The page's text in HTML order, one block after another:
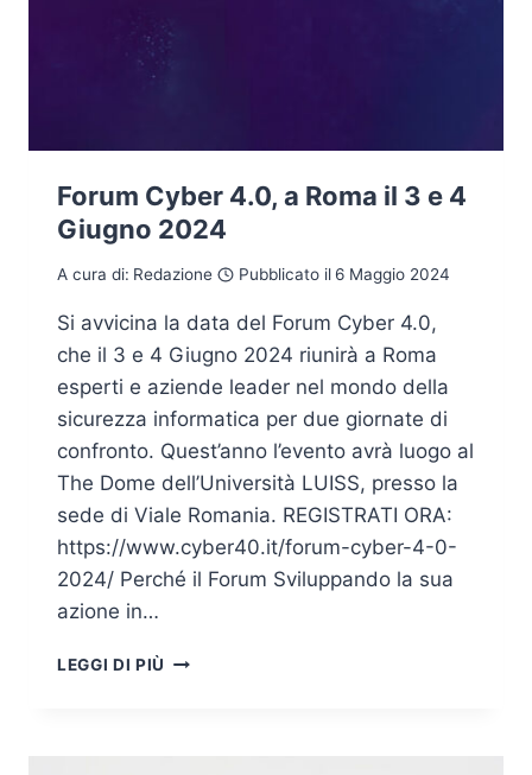
Forum Cyber 4.0, a Roma il 3 e 4
Giugno 2024
A cura di: Redazione Pubblicato il 6 Maggio 2024
Si avvicina la data del Forum Cyber 4.0,
che il 3 e 4 Giugno 2024 riunirà a Roma
esperti e aziende leader nel mondo della
sicurezza informatica per due giornate di
confronto. Quest’anno l’evento avrà luogo al
The Dome dell’Università LUISS, presso la
sede di Viale Romania. REGISTRATI ORA:
https://www.cyber40.it/forum-cyber-4-0-
2024/ Perché il Forum Sviluppando la sua
azione in…
LEGGI DI PIÙ FORUM